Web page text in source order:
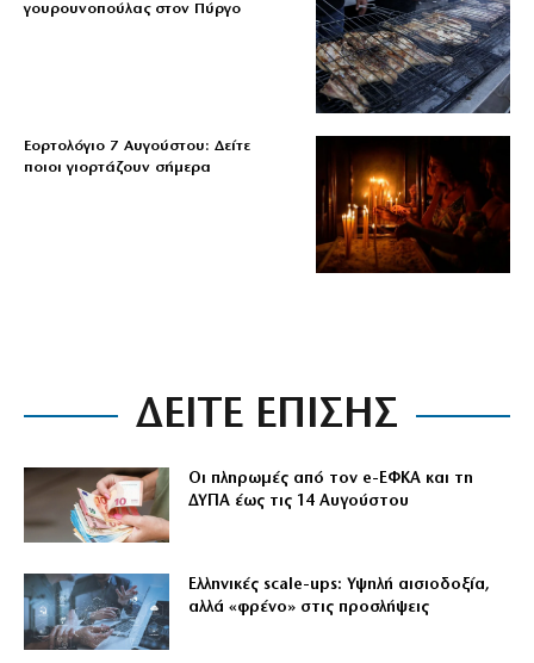
γουρουνοπούλας στον Πύργο
Εορτολόγιο 7 Αυγούστου: Δείτε
ποιοι γιορτάζουν σήμερα
ΔΕΙΤΕ ΕΠΙΣΗΣ
Οι πληρωμές από τον e-ΕΦΚΑ και τη
ΔΥΠΑ έως τις 14 Αυγούστου
Ελληνικές scale-ups: Υψηλή αισιοδοξία,
αλλά «φρένο» στις προσλήψεις